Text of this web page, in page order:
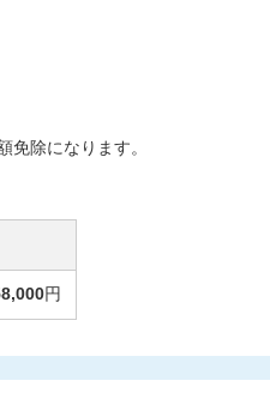
除になります。
円